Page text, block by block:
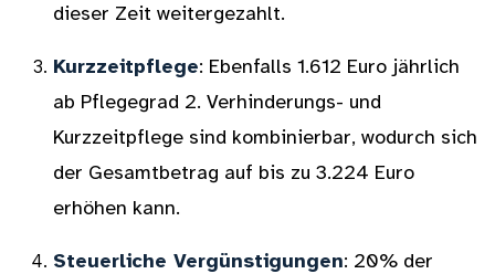
dieser Zeit weitergezahlt.
Kurzzeitpflege: Ebenfalls 1.612 Euro jährlich
ab Pflegegrad 2. Verhinderungs- und
Kurzzeitpflege sind kombinierbar, wodurch sich
der Gesamtbetrag auf bis zu 3.224 Euro
erhöhen kann.
Steuerliche Vergünstigungen: 20% der